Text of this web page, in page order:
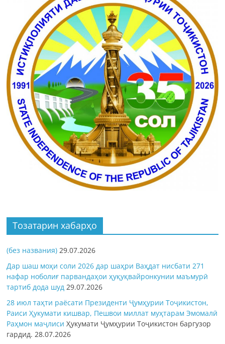
Тозатарин хабарҳо
(без названия) 29.07.2026
Дар шаш моҳи соли 2026 дар шаҳри Ваҳдат нисбати 271
нафар ноболиғ парвандаҳои ҳуқуқвайронкунии маъмурӣ
тартиб дода шуд 29.07.2026
28 июл таҳти раёсати Президенти Ҷумҳурии Тоҷикистон,
Раиси Ҳукумати кишвар, Пешвои миллат муҳтарам Эмомалӣ
Раҳмон маҷлисиҲукумати Ҷумҳурии Тоҷикистон баргузор
гардид.28.07.2026